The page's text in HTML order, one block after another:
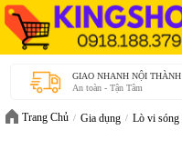
GIAO NHANH NỘI THÀNH
An toàn - Tận Tâm
Trang Chủ Gia dụng Lò vi sóng